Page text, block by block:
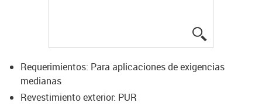
Requerimientos: Para aplicaciones de exigencias
medianas
Revestimiento exterior: PUR